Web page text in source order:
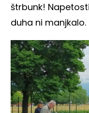
štrbunk!
duha ni manjkalo.